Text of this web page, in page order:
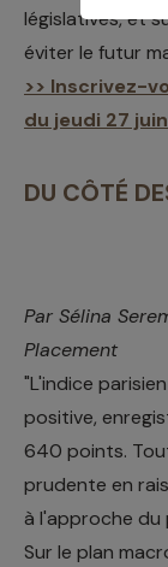
législatives, et
éviter le futur
>> Inscrivez-
du jeudi 27 juin
DU CÔTÉ
Par Sélina
Placement
"L'indice
positive,
640 points.
prudente en
à l'approche du
Sur le plan